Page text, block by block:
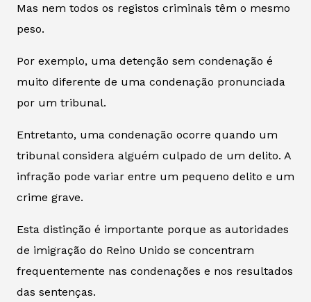
Mas nem todos os registos criminais têm o mesmo
peso.
Por exemplo, uma detenção sem condenação é
muito diferente de uma condenação pronunciada
por um tribunal.
Entretanto, uma condenação ocorre quando um
tribunal considera alguém culpado de um delito. A
infração pode variar entre um pequeno delito e um
crime grave.
Esta distinção é importante porque as autoridades
de imigração do Reino Unido se concentram
frequentemente nas condenações e nos resultados
das sentenças.